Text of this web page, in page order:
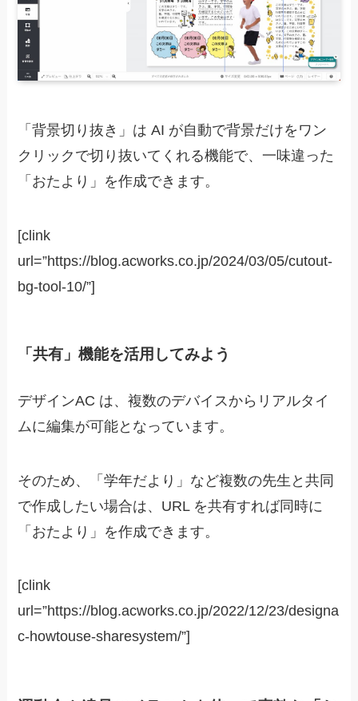
「背景切り抜き」は AI が自動で背景だけをワン
クリックで切り抜いてくれる機能で、一味違った
「おたより」を作成できます。
[clink
url=”https://blog.acworks.co.jp/2024/03/05/cutout-
bg-tool-10/”]
「共有」機能を活用してみよう
デザインAC は、複数のデバイスからリアルタイ
ムに編集が可能となっています。
そのため、「学年だより」など複数の先生と共同
で作成したい場合は、URL を共有すれば同時に
「おたより」を作成できます。
[clink
url=”https://blog.acworks.co.jp/2022/12/23/designa
c-howtouse-sharesystem/”]